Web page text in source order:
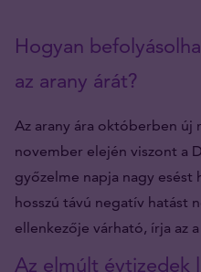
Hogyan
az arany árát?
Az arany ára októberben
november elején viszont a
győzelme napja nagy esést
hosszú távú negatív hatást
ellenkezője várható, írja az
Az elmúlt évtizedek